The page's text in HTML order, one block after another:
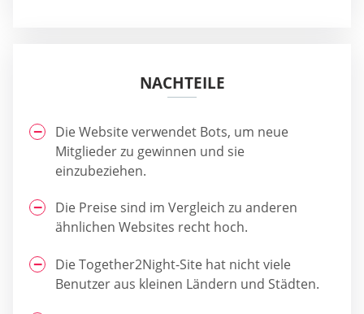
NACHTEILE
Die Website verwendet Bots, um neue
Mitglieder zu gewinnen und sie
einzubeziehen.
Die Preise sind im Vergleich zu anderen
ähnlichen Websites recht hoch.
Die Together2Night-Site hat nicht viele
Benutzer aus kleinen Ländern und Städten.